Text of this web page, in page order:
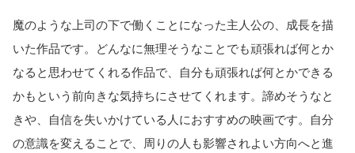
魔のような上司の下で働くことになった主人公の、成長を描
いた作品です。どんなに無理そうなことでも頑張れば何とか
なると思わせてくれる作品で、自分も頑張れば何とかできる
かもという前向きな気持ちにさせてくれます。諦めそうなと
きや、自信を失いかけている人におすすめの映画です。自分
の意識を変えることで、周りの人も影響されよい方向へと進